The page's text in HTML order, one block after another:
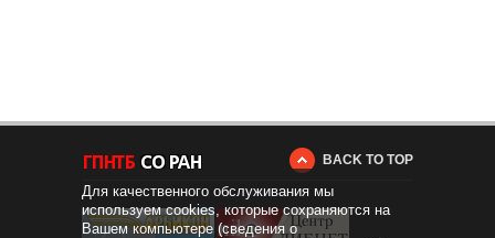
BACK TO TOP
Для качественного обслуживания мы
используем cookies, которые сохраняются на
Вашем компьютере (сведения о